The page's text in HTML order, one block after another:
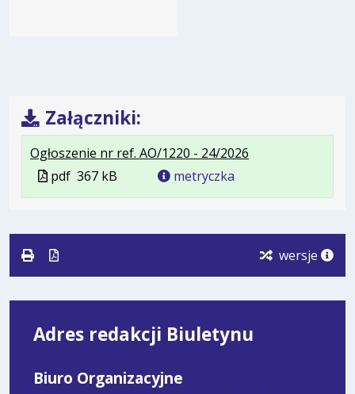
Załączniki:
Ogłoszenie nr ref. AO/1220 - 24/2026
karcie.
Plik
w
pdf 367 kB metryczka
wersje
Adres redakcji Biuletynu
Biuro Organizacyjne